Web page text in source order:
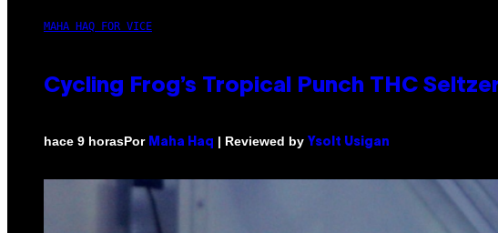
MAHA HAQ FOR VICE
Cycling Frog’s Tropical Punch THC
hace 9 horasPor Maha Haq | Reviewed by Ysolt Usigan